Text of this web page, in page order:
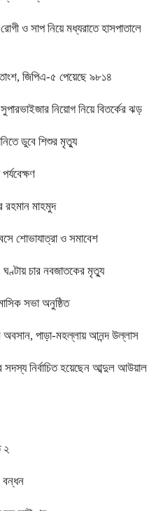
ও সাপ নিয়ে মধ্যরাতে হাসপাতালে
জিপিএ-৫ পেয়েছে ৯৮১৪
সুপারভাইজার নিয়োগ নিয়ে বিতর্কের ঝড়
ডুবে শিশুর মৃত্যু
রহমান মাহমুদ
শোভাযাত্রা ও সমাবেশ
চার নবজাতকের মৃত্যু
সভা অনুষ্ঠিত
অবসান, পাড়া-মহল্লায় আনন্দ উল্লাস
সদস্য নির্বাচিত হয়েছেন আব্দুল আউয়াল
২
বন্ধন